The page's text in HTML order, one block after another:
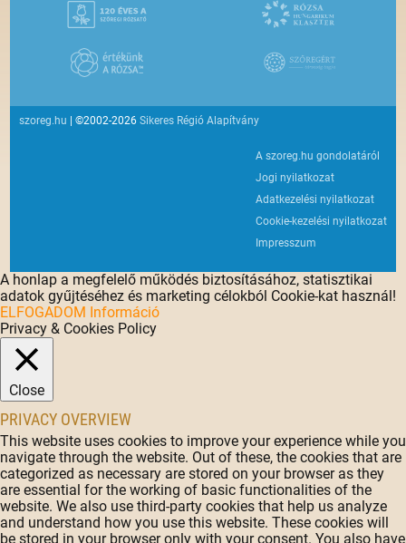
szoreg.hu | ©2002-2026Sikeres Régió Alapítvány
A szoreg.hu gondolatáról
Jogi nyilatkozat
Adatkezelési nyilatkozat
Cookie-kezelési nyilatkozat
Impresszum
A honlap a megfelelő működés biztosításához, statisztikai
adatok gyűjtéséhez és marketing célokból Cookie-kat használ!
ELFOGADOM Információ
Privacy & Cookies Policy
Close
PRIVACY OVERVIEW
This website uses cookies to improve your experience while you
navigate through the website. Out of these, the cookies that are
categorized as necessary are stored on your browser as they
are essential for the working of basic functionalities of the
website. We also use third-party cookies that help us analyze
and understand how you use this website. These cookies will
be stored in your browser only with your consent. You also have